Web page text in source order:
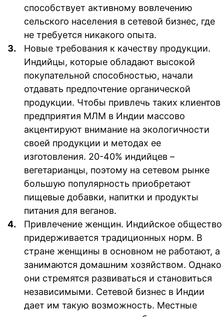
способствует активному вовлечению
сельского населения в сетевой бизнес, где
не требуется никакого опыта.
Новые требования к качеству продукции.
Индийцы, которые обладают высокой
покупательной способностью, начали
отдавать предпочтение органической
продукции. Чтобы привлечь таких клиентов
предприятия МЛМ в Индии массово
акцентируют внимание на экологичности
своей продукции и методах ее
изготовления. 20-40% индийцев –
вегетарианцы, поэтому на сетевом рынке
большую популярность приобретают
пищевые добавки, напитки и продукты
питания для веганов.
Привлечение женщин. Индийское общество
придерживается традиционных норм. В
стране женщины в основном не работают, а
занимаются домашним хозяйством. Однако
они стремятся развиваться и становиться
независимыми. Сетевой бизнес в Индии
дает им такую возможность. Местные